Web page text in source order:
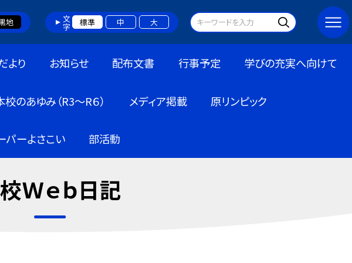
地 文字 標準 中 大
より お知らせ 配布文書 行事予定 学びの充実へ向けて
校のあゆみ（R3～R６） メディア掲載 原リンピック
パーよさこい 部活動
Ｗｅｂ日記